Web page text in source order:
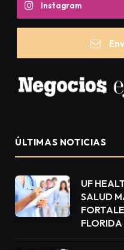
Instagram
ÚLTIMAS NOTICIAS
UF
SALUD
FLORIDA